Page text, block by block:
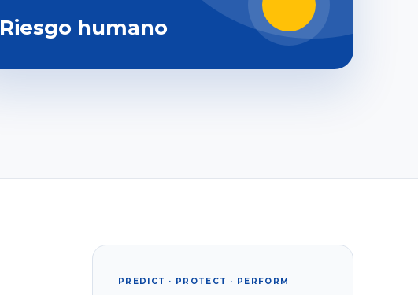
Riesgo humano
PREDICT · PROTECT · PERFORM